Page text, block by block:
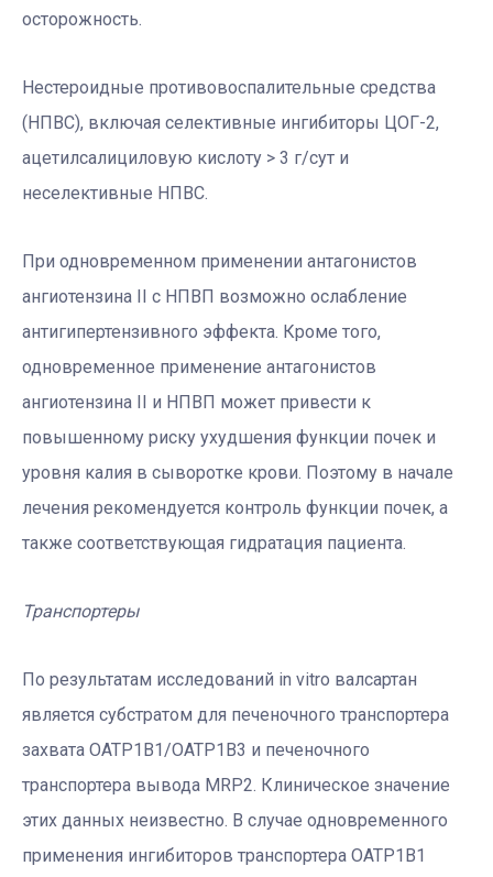
осторожность.
Нестероидные противовоспалительные средства
(НПВС), включая селективные ингибиторы ЦОГ-2,
ацетилсалициловую кислоту > 3 г/сут и
неселективные НПВС.
При одновременном применении антагонистов
ангиотензина II с НПВП возможно ослабление
антигипертензивного эффекта. Кроме того,
одновременное применение антагонистов
ангиотензина II и НПВП может привести к
повышенному риску ухудшения функции почек и
уровня калия в сыворотке крови. Поэтому в начале
лечения рекомендуется контроль функции почек, а
также соответствующая гидратация пациента.
Транспортеры
По результатам исследований in vitro валсартан
является субстратом для печеночного транспортера
захвата OATP1B1/OATP1B3 и печеночного
транспортера вывода MRP2. Клиническое значение
этих данных неизвестно. В случае одновременного
применения ингибиторов транспортера OATP1B1